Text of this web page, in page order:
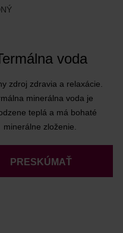
voda
zdroj zdravia a relaxácie.
minerálna voda je
teplá a má bohaté
minerálne zloženie.
PRESKÚMAŤ